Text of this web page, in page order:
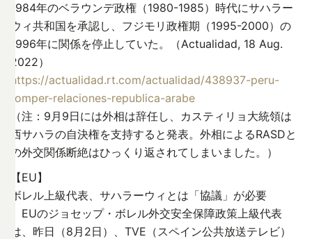
1984年のベラウンデ政権（1980-1985）時代にサハラー
ウィ共和国を承認し、フジモリ政権期（1995-2000）の
1996年に関係を停止していた。（Actualidad, 18 Aug.
2022）
https://actualidad.rt.com/actualidad/438937-peru-
romper-relaciones-republica-arabe
（注：9月9日には外相は辞任し、カスティリョ大統領は
西サハラの自決権を支持すると発表。外相によるRASDと
の外交関係断絶はひっくり返されてしまいました。）
【EU】
ボレル上級代表、サハラーウィとは「協議」が必要
EUのジョセップ・ボレル外交安全保障政策上級代表
は、昨日（8月2日）、TVE（スペイン公共放送テレビ）